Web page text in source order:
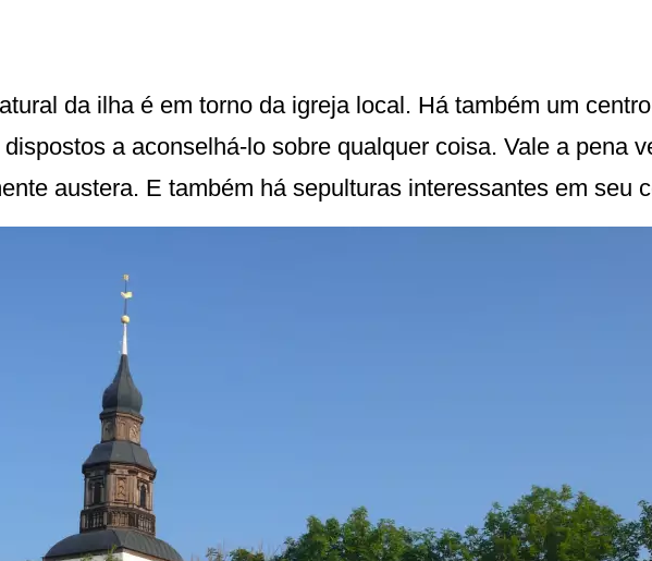
da ilha é em torno da igreja local. Há também um
a aconselhá-lo sobre qualquer coisa. Vale a pena
austera. E também há sepulturas interessantes em seu